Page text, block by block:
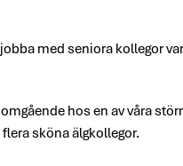
med seniora kollegor
hos en av våra
sköna älgkollegor.